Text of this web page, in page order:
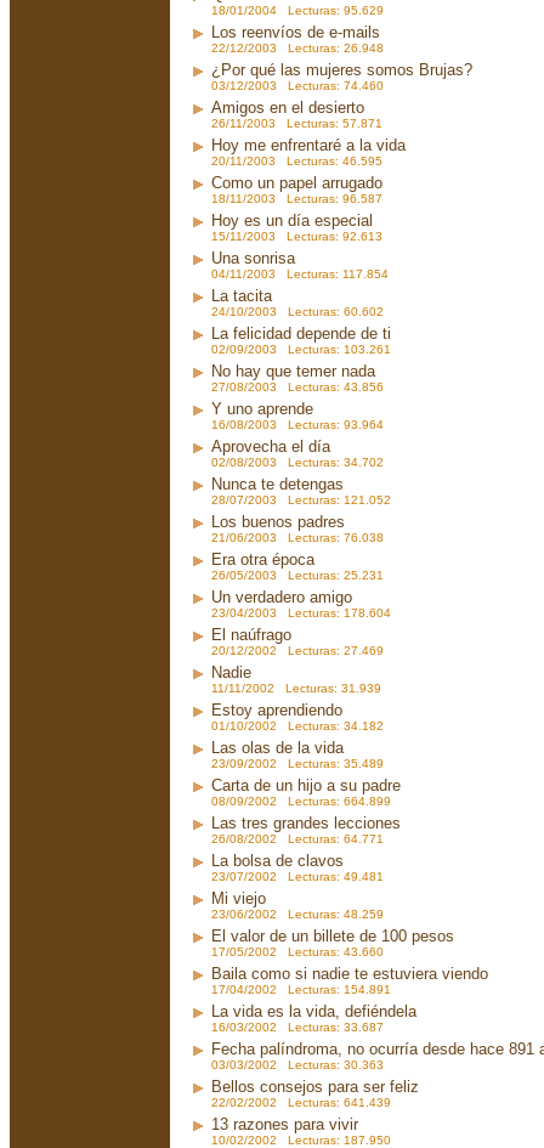
18/01/2004 Lecturas: 95.629
Los reenvíos de e-mails
22/12/2003 Lecturas: 26.948
¿Por qué las mujeres somos Brujas?
03/12/2003 Lecturas: 74.460
Amigos en el desierto
26/11/2003 Lecturas: 57.871
Hoy me enfrentaré a la vida
20/11/2003 Lecturas: 46.595
Como un papel arrugado
18/11/2003 Lecturas: 96.587
Hoy es un día especial
15/11/2003 Lecturas: 92.613
Una sonrisa
04/11/2003 Lecturas: 117.854
La tacita
24/10/2003 Lecturas: 60.602
La felicidad depende de ti
02/09/2003 Lecturas: 103.261
No hay que temer nada
27/08/2003 Lecturas: 43.856
Y uno aprende
16/08/2003 Lecturas: 93.964
Aprovecha el día
02/08/2003 Lecturas: 34.702
Nunca te detengas
28/07/2003 Lecturas: 121.052
Los buenos padres
21/06/2003 Lecturas: 76.038
Era otra época
26/05/2003 Lecturas: 25.231
Un verdadero amigo
23/04/2003 Lecturas: 178.604
El naúfrago
20/12/2002 Lecturas: 27.469
Nadie
11/11/2002 Lecturas: 31.939
Estoy aprendiendo
01/10/2002 Lecturas: 34.182
Las olas de la vida
23/09/2002 Lecturas: 35.489
Carta de un hijo a su padre
08/09/2002 Lecturas: 664.899
Las tres grandes lecciones
26/08/2002 Lecturas: 64.771
La bolsa de clavos
23/07/2002 Lecturas: 49.481
Mi viejo
23/06/2002 Lecturas: 48.259
El valor de un billete de 100 pesos
17/05/2002 Lecturas: 43.660
Baila como si nadie te estuviera viendo
17/04/2002 Lecturas: 154.891
La vida es la vida, defiéndela
16/03/2002 Lecturas: 33.687
Fecha palíndroma, no ocurría desde hace 891
03/03/2002 Lecturas: 30.363
Bellos consejos para ser feliz
22/02/2002 Lecturas: 641.439
13 razones para vivir
10/02/2002 Lecturas: 187.950